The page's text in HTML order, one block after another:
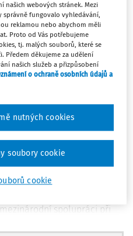
některé zákony v souvislosti
Evropské unie a v
je souborem novel
z příjmů, ve znění
daních, ve znění
dani z přidané hodnoty, ve
(dále jen „zákon o dani z
mezinárodní spolupráci při
našich webových stránek. Mezi
fungovalo vyhledávání,
reklamou nebo abychom měli
Proto od Vás potřebujeme
tj. malých souborů, které se
Předem děkujeme za udělení
našich služeb a přizpůsobení
o ochraně osobních údajů a
cookie
nutných cookies
soubory cookie